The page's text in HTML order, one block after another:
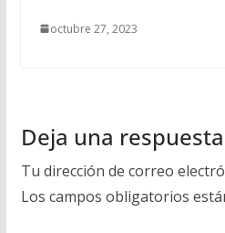
octubre 27, 2023
Deja una respuesta
Tu dirección de correo
Los campos obligatorios